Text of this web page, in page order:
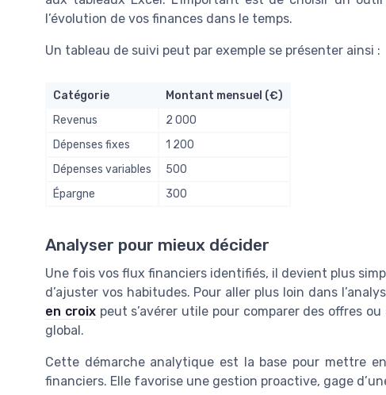
l’évolution de vos finances dans le temps.
Un tableau de suivi peut par exemple se présenter ainsi :
Catégorie
Montant mensuel (€)
Revenus
2 000
Dépenses fixes
1 200
Dépenses variables
500
Épargne
300
Analyser pour mieux décider
Une fois vos flux financiers identifiés, il devient plus
d’ajuster vos habitudes. Pour aller plus loin dans
en croixpeut s’avérer utile pour comparer des offres
global.
Cette démarche analytique est la base pour mettre
financiers. Elle favorise une gestion proactive, gage